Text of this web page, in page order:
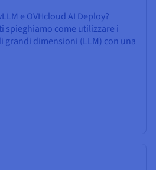
e OVHcloud AI Deploy?
spieghiamo come utilizzare i
grandi dimensioni (LLM) con una